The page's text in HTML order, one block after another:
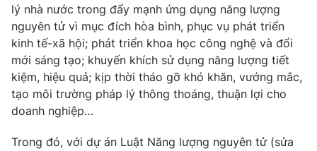
Thị trường
Tư vấn
Lịch phát sóng
Chuyên mục khác
Emagazine Podcast
Photo Infographic
lý nhà nước trong đẩy mạnh ứng dụng năng lượng
nguyên tử vì mục đích hòa bình, phục vụ phát triển
kinh tế-xã hội; phát triển khoa học công nghệ và đổi
mới sáng tạo; khuyến khích sử dụng năng lượng tiết
kiệm, hiệu quả; kịp thời tháo gỡ khó khăn, vướng mắc,
tạo môi trường pháp lý thông thoáng, thuận lợi cho
doanh nghiệp…
Trong đó, với dự án Luật Năng lượng nguyên tử (sửa